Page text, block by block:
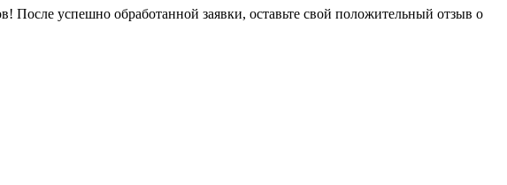
После успешно обработанной заявки, оставьте свой положительный отзыв о